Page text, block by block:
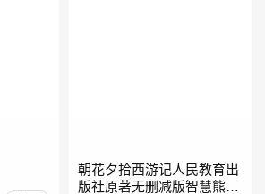
朝花夕拾西游记人民教育出
版社原著无删减版智慧熊升